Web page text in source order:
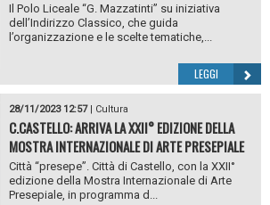
Il Polo Liceale “G. Mazzatinti” su iniziativa
dell’Indirizzo Classico, che guida
l’organizzazione e le scelte tematiche,...
LEGGI
28/11/2023 12:57| Cultura
C.CASTELLO: ARRIVA LA XXII° EDIZIONE DELLA
MOSTRA INTERNAZIONALE DI ARTE PRESEPIALE
Città “presepe”. Città di Castello, con la XXII°
edizione della Mostra Internazionale di Arte
Presepiale, in programma d...